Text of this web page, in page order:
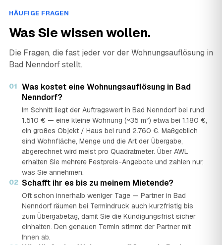
HÄUFIGE FRAGEN
Was Sie wissen wollen.
Die Fragen, die fast jeder vor der Wohnungsauflösung in
Bad Nenndorf stellt.
01 Was kostet eine Wohnungsauflösung in Bad
Nenndorf?
Im Schnitt liegt der Auftragswert in Bad Nenndorf bei rund
1.510 € — eine kleine Wohnung (~35 m²) etwa bei 1.180 €,
ein großes Objekt / Haus bei rund 2.760 €. Maßgeblich
sind Wohnfläche, Menge und die Art der Übergabe,
abgerechnet wird meist pro Quadratmeter. Über AWL
erhalten Sie mehrere Festpreis-Angebote und zahlen nur,
was Sie annehmen.
02 Schafft ihr es bis zu meinem Mietende?
Oft schon innerhalb weniger Tage — Partner in Bad
Nenndorf räumen bei Termindruck auch kurzfristig bis
zum Übergabetag, damit Sie die Kündigungsfrist sicher
einhalten. Den genauen Termin stimmt der Partner mit
Ihnen ab.